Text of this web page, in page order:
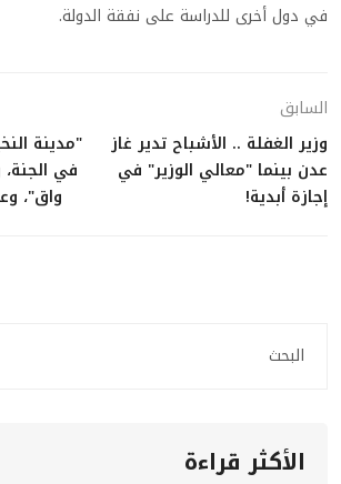
في دول أخرى للدراسة على نفقة الدولة.
السابق
وزير الغفلة .. الأشباح تدير غاز
عدن بينما "معالي الوزير" في
إجازة أبدية!
"مدينة
في
واق"،
الأكثر قراءة